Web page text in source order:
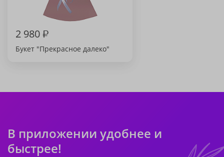
2 980₽
Букет "Прекрасное далеко"
В приложении удобнее и
быстрее!